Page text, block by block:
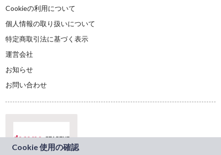
Cookieの利用について
個人情報の取り扱いについて
特定商取引法に基づく表示
運営会社
お知らせ
お問い合わせ